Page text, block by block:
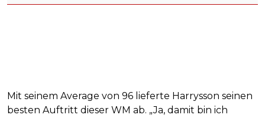
Mit seinem Average von 96 lieferte Harrysson seinen
besten Auftritt dieser WM ab. „Ja, damit bin ich